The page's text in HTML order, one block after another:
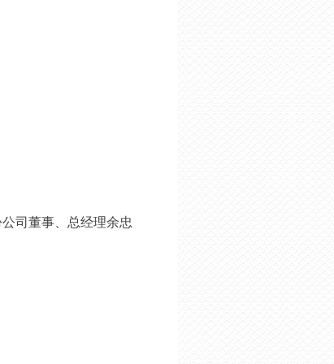
司董事、总经理余忠